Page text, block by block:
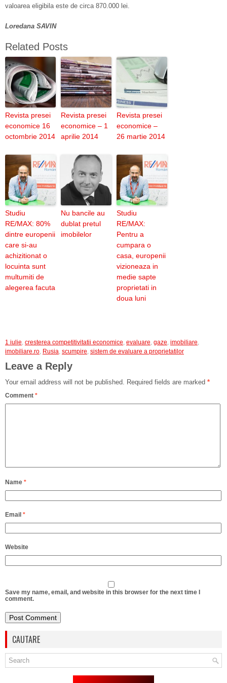
valoarea eligibila este de circa 870.000 lei.
Loredana SAVIN
Related Posts
Revista presei
economice 16
octombrie 2014
Revista presei
economice – 1
aprilie 2014
Revista presei
economice –
26 martie 2014
Studiu
RE/MAX: 80%
dintre europenii
care si-au
achizitionat o
locuinta sunt
multumiti de
alegerea facuta
Nu bancile au
dublat pretul
imobilelor
Studiu
RE/MAX:
Pentru a
cumpara o
casa, europenii
vizioneaza in
medie sapte
proprietati in
doua luni
1 iulie, cresterea competitivitatii economice, evaluare, gaze, imobiliare,
imobiliare.ro, Rusia, scumpire, sistem de evaluare a proprietatilor
Leave a Reply
Your email address will not be published. Required fields are marked *
Comment *
Name *
Email *
Website
Save my name, email, and website in this browser for the next time I
comment.
CAUTARE